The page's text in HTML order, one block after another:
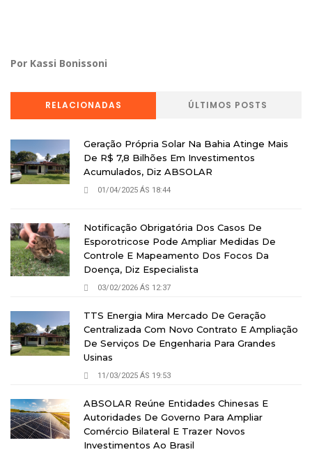
Por Kassi Bonissoni
RELACIONADAS ÚLTIMOS POSTS
Geração Própria Solar Na Bahia Atinge Mais
De R$ 7,8 Bilhões Em Investimentos
Acumulados, Diz ABSOLAR
01/04/2025 ÁS 18:44
Notificação Obrigatória Dos Casos De
Esporotricose Pode Ampliar Medidas De
Controle E Mapeamento Dos Focos Da
Doença, Diz Especialista
03/02/2026 ÁS 12:37
TTS Energia Mira Mercado De Geração
Centralizada Com Novo Contrato E Ampliação
De Serviços De Engenharia Para Grandes
Usinas
11/03/2025 ÁS 19:53
ABSOLAR Reúne Entidades Chinesas E
Autoridades De Governo Para Ampliar
Comércio Bilateral E Trazer Novos
Investimentos Ao Brasil